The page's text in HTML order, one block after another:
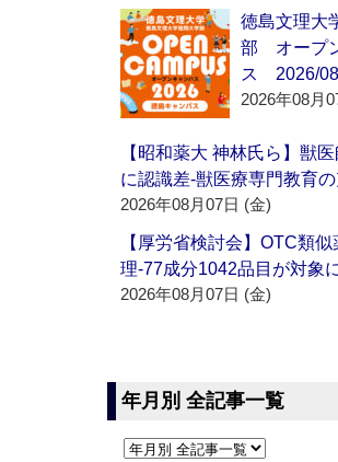
徳島文理
部 オープ
ス 2026/
2026年08月
【昭和薬大 神林氏ら】獣
に認識差‐獣医療専門教育
2026年08月07日 (金)
【厚労省検討会】OTC類
理‐77成分1042品目が対象
2026年08月07日 (金)
年月別 全記事一覧